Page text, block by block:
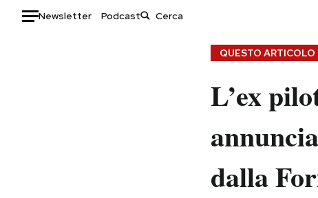
Newsletter Podcast
Storie/Idee
QUESTO ARTICOLO
L’ex
dalla